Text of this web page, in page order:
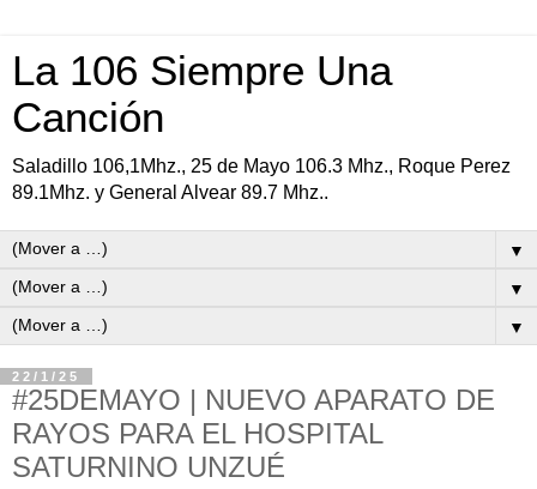
La 106 Siempre Una
Canción
Saladillo 106,1Mhz., 25 de Mayo 106.3 Mhz., Roque Perez
89.1Mhz. y General Alvear 89.7 Mhz..
▼
▼
▼
22/1/25
#25DEMAYO | NUEVO APARATO DE
RAYOS PARA EL HOSPITAL
SATURNINO UNZUÉ